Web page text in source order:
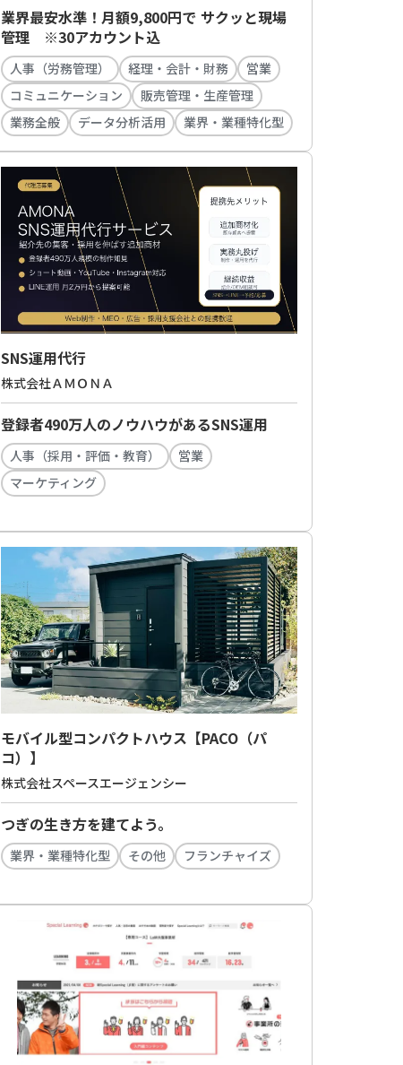
業界最安水準！月額9,800円で サクッと現場
管理 ※30アカウント込
人事（労務管理） 経理・会計・財務
営業
コミュニケーション
販売管理・生産管理
業務全般
データ分析活用 業界・業種特化型
SNS運用代行
株式会社ＡＭＯＮＡ
登録者490万人のノウハウがあるSNS運用
人事（採用・評価・教育）
営業
マーケティング
モバイル型コンパクトハウス【PACO（パ
コ）】
株式会社スペースエージェンシー
つぎの生き方を建てよう。
業界・業種特化型 その他 フランチャイズ